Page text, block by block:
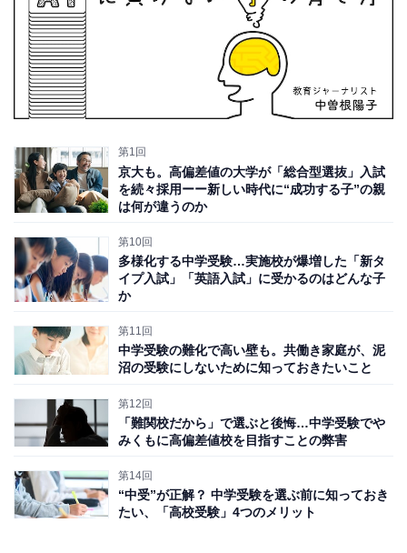
成績不振、やる気がない……軸をつくると「悩
み」が消えていく
やる気を見せない子どもにイライラしていませんか？
・頑張っているのに、子どもの成績がなかなか伸びない
・他の子と比べて、子どもの成績にムラがある
第1回
京大も。高偏差値の大学が「総合型選抜」入試
を続々採用ーー新しい時代に“成功する子”の親
は何が違うのか
第10回
多様化する中学受験…実施校が爆増した「新タ
イプ入試」「英語入試」に受かるのはどんな子
か
第11回
中学受験の難化で高い壁も。共働き家庭が、泥
沼の受験にしないために知っておきたいこと
第12回
「難関校だから」で選ぶと後悔…中学受験でや
みくもに高偏差値校を目指すことの弊害
第14回
“中受”が正解？ 中学受験を選ぶ前に知っておき
たい、「高校受験」4つのメリット